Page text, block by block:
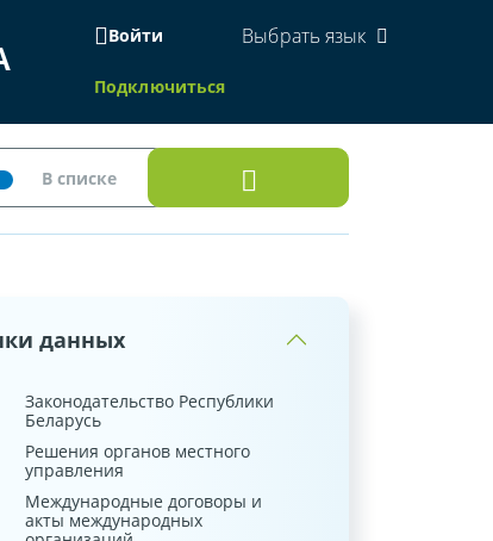
Войти
Подключиться
Выбрать язык
данных
Законодательство Республики
Беларусь
Решения органов местного
управления
Международные договоры и
акты международных